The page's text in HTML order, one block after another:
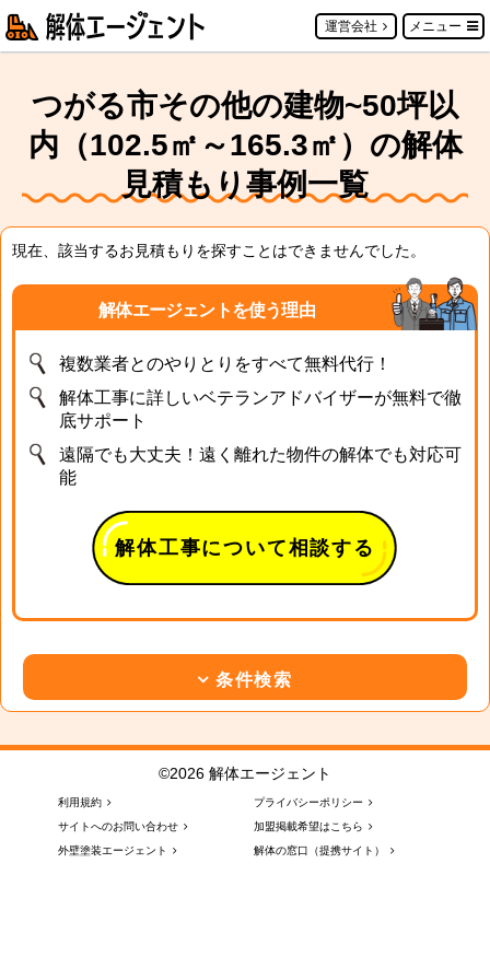
運営会社 メニュー
つがる市その他の建物~50坪以
内（102.5㎡～165.3㎡）の解体
見積もり事例一覧
現在、該当するお見積もりを探すことはできませんでした。
解体エージェントを使う理由
複数業者とのやりとりをすべて無料代行！
解体工事に詳しいベテランアドバイザーが無料で徹
底サポート
遠隔でも大丈夫！遠く離れた物件の解体でも対応可
能
解体工事について相談する
条件検索
©2026 解体エージェント
利用規約
プライバシーポリシー
サイトへのお問い合わせ
加盟掲載希望はこちら
外壁塗装エージェント
解体の窓口（提携サイト）